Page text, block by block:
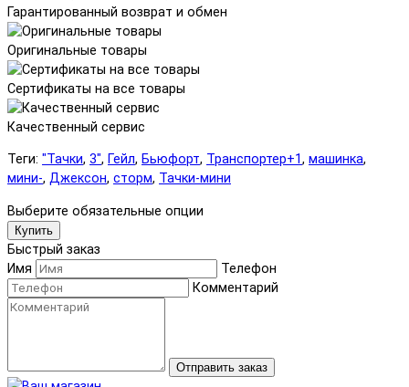
Гарантированный возврат и обмен
Оригинальные товары
Сертификаты на все товары
Качественный сервис
Теги: "Тачки, 3", Гейл, Бьюфорт, Транспортер+1, машинка,
мини-, Джексон, сторм, Тачки-мини
Выберите обязательные опции
Купить
Быстрый заказ
Имя
Телефон
Комментарий
Отправить заказ